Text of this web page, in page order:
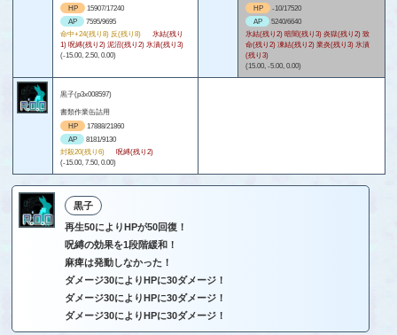
HP
15907/17240
AP
7595/9695
命中+24(残り8) 反(残り8)
氷結(残り
1) 呪縛(残り2) 泥沼(残り2) 氷漬(残り3)
(-15.00, 2.50, 0.00)
HP
-10/17520
AP
5240/6640
氷結(残り2) 暗闇(残り3) 炎獄(残り2) 致
命(残り2) 凍結(残り2) 業炎(残り3) 氷漬
(残り3)
(15.00, -5.00, 0.00)
黒子(p3x008597)
書類作業缶詰用
HP
17888/21860
AP
8181/9130
封殺20(残り6)
呪縛(残り2)
(-15.00, 7.50, 0.00)
黒子
再生50によりHPが50回復！
呪縛の効果を1段階緩和！
麻痺は発動しなかった！
ダメージ30によりHPに30ダメージ！
ダメージ30によりHPに30ダメージ！
ダメージ30によりHPに30ダメージ！